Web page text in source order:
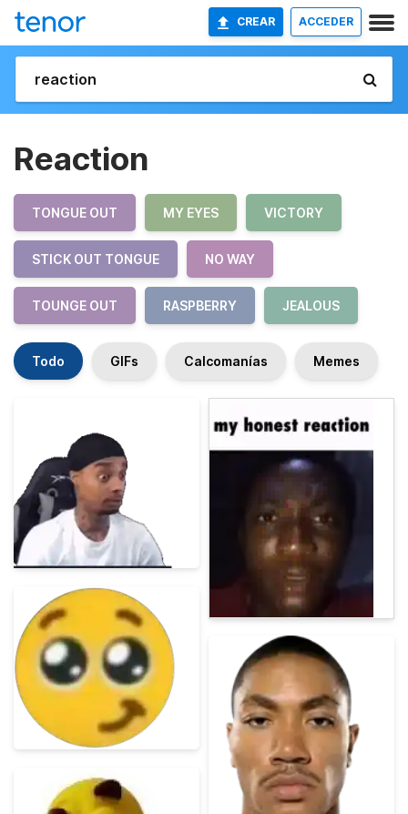
CREAR ACCEDER
Reaction
TONGUE OUT MY EYES VICTORY
STICK OUT TONGUE NO WAY
TOUNGE OUT RASPBERRY JEALOUS
Todo GIFs Calcomanías Memes